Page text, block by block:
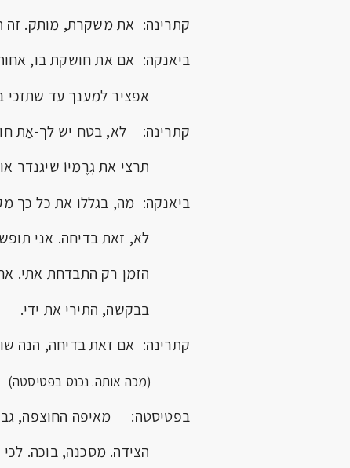
קתרינה: את משקרת, מותק. זה
ביאנקה: אם את חושקת בו,
אפציר למענך עד שתזכי
קתרינה: לא, בטח יש לך-אַת
תרצי את גְרֶמיוֹ שיגנדר
ביאנקה: מה, בגללו את כל כך
לא, זאת בדיחה. אני
הזמן רק התבדחת אתי.
בבקשה, התירי את ידי.
קתרינה: אם זאת בדיחה, הנה
(מכה אותה. נכנס בפטיסטה)
בפטיסטה: מאיפה החוצפה,
הצידה. מסכנה, בוכה. לכי